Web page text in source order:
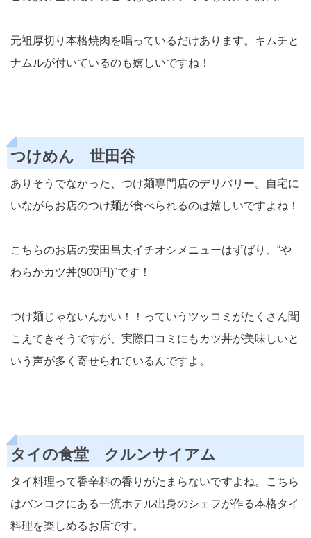
元祖厚切り本格焼肉を唱っているだけあります。キムチと
ナムルが付いているのも嬉しいですね！
つけめん 世田谷
ありそうでなかった、つけ麺専門店のデリバリー。自宅に
いながらお店のつけ麺が食べられるのは嬉しいですよね！
こちらのお店の安田昌夫イチオシメニューはずばり、“や
わらかカツ丼(900円)”です！
つけ麺じゃないんかい！！っていうツッコミがたくさん聞
こえてきそうですが、実際口コミにもカツ丼が美味しいと
いう声が多く寄せられているんですよ。
タイの食堂 クルンサイアム
タイ料理って香辛料の香りがたまらないですよね。こちら
はバンコクにある一流ホテル出身のシェフが作る本格タイ
料理を楽しめるお店です。